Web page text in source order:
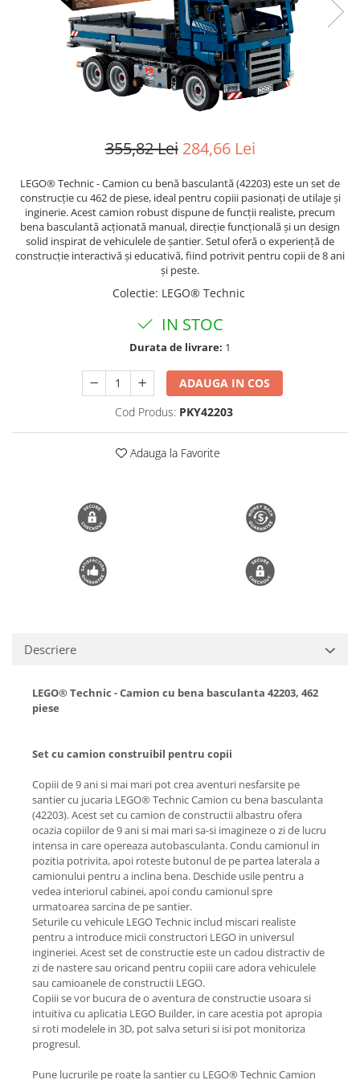
Masute pentru Pat
Perne Ortopedice
Paturi Medicale
Centuri Ajutatoare Locomotie
Tensiometre
Pulsoximetru
Bideuri
Hard Disk-uri
Imprimante
Mașini de găurit și înșurubat
Roboți de Bucătărie
Monitoare
Perii de Păr Electrice
Plite
Trimmere si Fierastrae
355,82 Lei 284,66 Lei
LEGO® Technic - Camion cu benă basculantă (42203) este un set de
construcție cu 462 de piese, ideal pentru copiii pasionați de utilaje și
inginerie. Acest camion robust dispune de funcții realiste, precum
bena basculantă acționată manual, direcție funcțională și un design
solid inspirat de vehiculele de șantier. Setul oferă o experiență de
construcție interactivă și educativă, fiind potrivit pentru copii de 8 ani
și peste.
Colectie: LEGO® Technic
IN STOC
Durata de livrare: 1
ADAUGA IN COS
Cod Produs: PKY42203
Adauga la Favorite
Descriere
LEGO® Technic - Camion cu bena basculanta 42203, 462
piese
Set cu camion construibil pentru copii
Copiii de 9 ani si mai mari pot crea aventuri nesfarsite pe
santier cu jucaria LEGO® Technic Camion cu bena basculanta
(42203). Acest set cu camion de constructii albastru ofera
ocazia copiilor de 9 ani si mai mari sa-si imagineze o zi de lucru
intensa in care opereaza autobasculanta. Condu camionul in
pozitia potrivita, apoi roteste butonul de pe partea laterala a
camionului pentru a inclina bena. Deschide usile pentru a
vedea interiorul cabinei, apoi condu camionul spre
urmatoarea sarcina de pe santier.
Seturile cu vehicule LEGO Technic includ miscari realiste
pentru a introduce micii constructori LEGO in universul
ingineriei. Acest set de constructie este un cadou distractiv de
zi de nastere sau oricand pentru copiii care adora vehiculele
sau camioanele de constructii LEGO.
Copiii se vor bucura de o aventura de constructie usoara si
intuitiva cu aplicatia LEGO Builder, in care acestia pot apropia
si roti modelele in 3D, pot salva seturi si isi pot monitoriza
progresul.
Pune lucrurile pe roate la santier cu LEGO® Technic Camion